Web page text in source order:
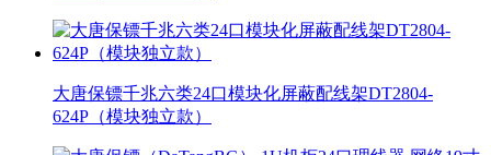
大唐保镖千兆六类24口模块化屏蔽配线架DT2804-
624P（模块独立款）